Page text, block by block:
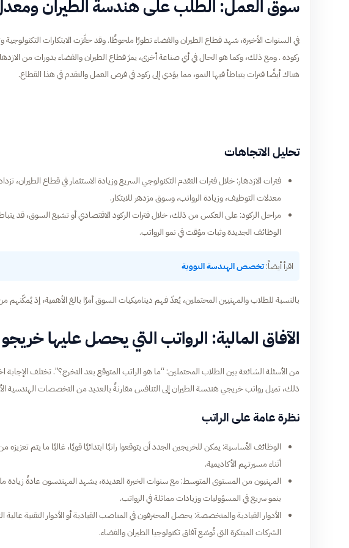
سوق العمل: الطلب على هندسة الطيران
في السنوات الأخيرة، شهد قطاع الطيران والفضاء تطورًا ملحوظًا. وقد حفّزت الابتكارات
ركوده . ومع ذلك، وكما هو الحال في أي صناعة أخرى، يمرّ قطاع الطيران والفضاء بدورات من الازدهار
هناك أيضًا فترات يتباطأ فيها النمو، مما يؤدي إلى ركود في فرص العمل والتقدم في هذا القطاع.
تحليل الاتجاهات
فترات الازدهار: خلال فترات التقدم التكنولوجي السريع وزيادة الاستثمار في قطاع الطيران،
معدلات التوظيف، وزيادة الرواتب، وسوق مزدهر للابتكار.
مراحل الركود: على العكس من ذلك، خلال فترات الركود الاقتصادي أو تشبع السوق، قد
الوظائف الجديدة وثبات مؤقت في نمو الرواتب.
اقرأ أيضاً:تخصص الهندسة النووية
بالنسبة للطلاب والمهنيين المحتملين، يُعدّ فهم ديناميكيات السوق أمرًا بالغ الأهمية، إذ
الآفاق المالية: الرواتب التي يحصل عليها
من الأسئلة الشائعة بين الطلاب المحتملين: “ما هو الراتب المتوقع بعد التخرج؟”. تختلف الإجابة
ذلك، تميل رواتب خريجي هندسة الطيران إلى التنافس مقارنةً بالعديد من التخصصات الهندسية
نظرة عامة على الراتب
الوظائف الأساسية: يمكن للخريجين الجدد أن يتوقعوا راتبًا ابتدائيًا قويًا، غالبًا ما يتم
أثناء مسيرتهم الأكاديمية.
المهنيون من المستوى المتوسط: مع سنوات الخبرة العديدة، يشهد المهندسون عادةً زيادة
بنمو سريع في المسؤوليات وزيادات مماثلة في الرواتب.
الأدوار القيادية والمتخصصة: يحصل المحترفون في المناصب القيادية أو الأدوار التقنية
الشركات المبتكرة التي تُوسّع آفاق تكنولوجيا الطيران والفضاء.